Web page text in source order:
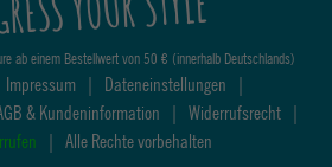
ab einem Bestellwert von 50 € (innerhalb Deutschlands)
Impressum | Dateneinstellungen |
& Kundeninformation | Widerrufsrecht |
| Alle Rechte vorbehalten